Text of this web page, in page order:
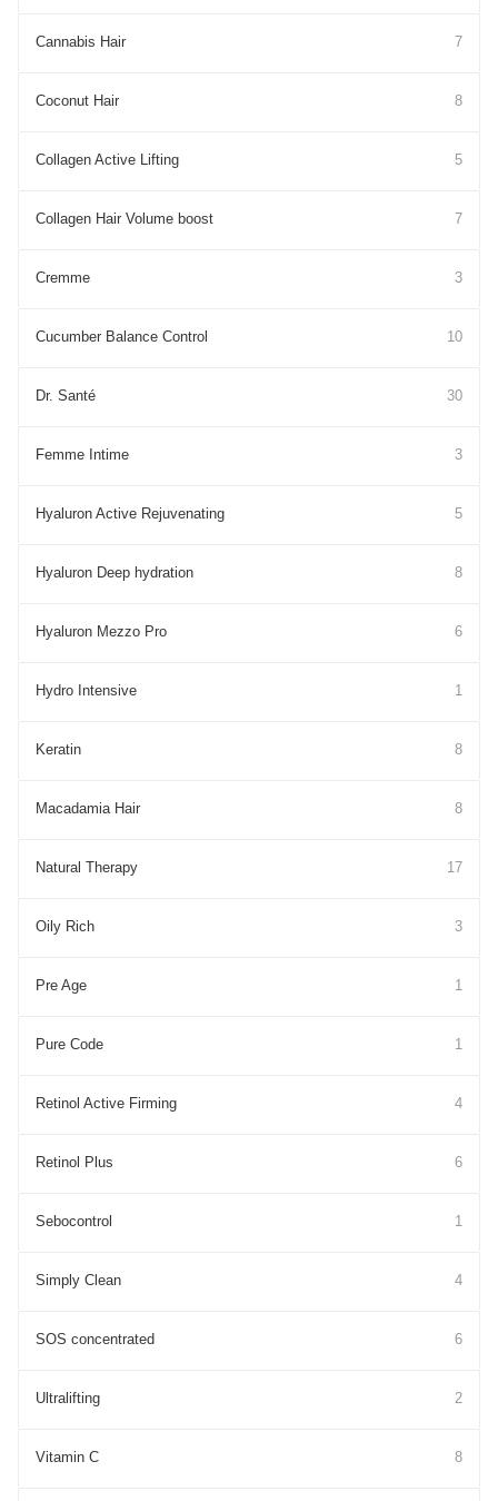
Cannabis Hair 7
Coconut Hair 8
Collagen Active Lifting 5
Collagen Hair Volume boost 7
Cremme 3
Cucumber Balance Control 10
Dr. Santé 30
Femme Intime 3
Hyaluron Active Rejuvenating 5
Hyaluron Deep hydration 8
Hyaluron Mezzo Pro 6
Hydro Intensive 1
Keratin 8
Macadamia Hair 8
Natural Therapy 17
Oily Rich 3
Pre Age 1
Pure Cоde 1
Retinol Active Firming 4
Retinol Plus 6
Sebocontrol 1
Simply Clean 4
SOS concentrated 6
Ultralifting 2
Vitamin C 8